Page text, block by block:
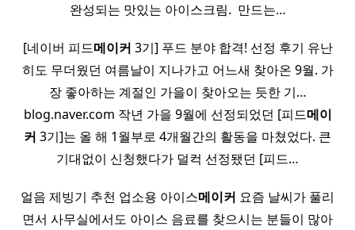
완성되는 맛있는 아이스크림. ​ 만드는…
[네이버 피드메이커 3기] 푸드 분야 합격! 선정 후기 유난
히도 무더웠던 여름날이 지나가고 어느새 찾아온 9월. 가
장 좋아하는 계절인 가을이 찾아오는 듯한 기…
blog.naver.com 작년 가을 9월에 선정되었던 [피드메이
커 3기]는 올 해 1월부로 4개월간의 활동을 마쳤었다. 큰
기대없이 신청했다가 덜컥 선정됐던 [피드…
얼음 제빙기 추천 업소용 아이스메이커 요즘 날씨가 풀리
면서 사무실에서도 아이스 음료를 찾으시는 분들이 많아